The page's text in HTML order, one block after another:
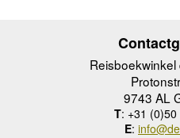
Reisboekwinkel
9743 AL
T: +31
E: